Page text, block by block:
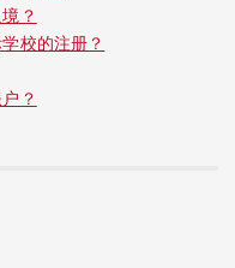
？
校的注册？
？